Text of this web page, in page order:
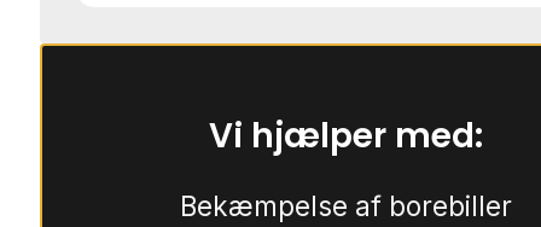
Vi hjælper med:
Bekæmpelse af borebiller